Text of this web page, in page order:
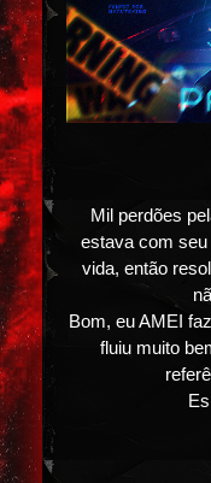
Mil perdões
estava com seu
vida, então
Bom, eu AMEI
fluiu muito